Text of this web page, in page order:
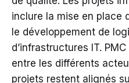
inclure la mise en place
le développement de
d’infrastructures IT.
entre les différents
projets restent alignés